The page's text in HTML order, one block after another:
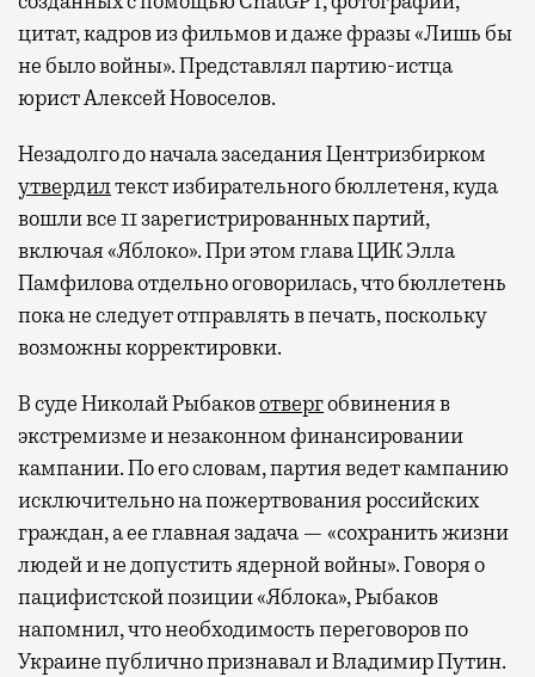
цитат, кадров из фильмов и даже фразы «Лишь бы
не было войны». Представлял партию-истца
юрист Алексей Новоселов.
Незадолго до начала заседания Центризбирком
утвердилтекст избирательного бюллетеня, куда
вошли все 11 зарегистрированных партий,
включая «Яблоко». При этом глава ЦИК Элла
Памфилова отдельно оговорилась, что бюллетень
пока не следует отправлять в печать, поскольку
возможны корректировки.
В суде Николай Рыбаковотвергобвинения в
экстремизме и незаконном финансировании
кампании. По его словам, партия ведет кампанию
исключительно на пожертвования российских
граждан, а ее главная задача — «сохранить жизни
людей и не допустить ядерной войны». Говоря о
пацифистской позиции «Яблока», Рыбаков
напомнил, что необходимость переговоров по
Украине публично признавал и Владимир Путин.